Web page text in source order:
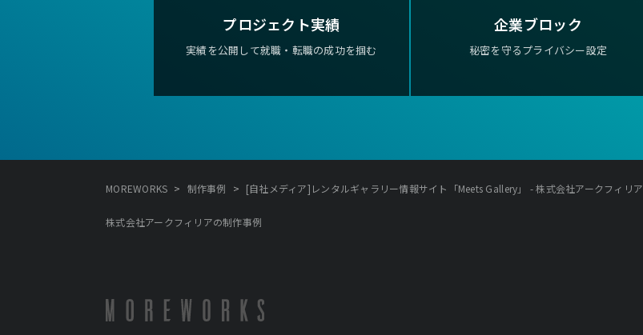
プロジェクト実績
実績を公開して就職・転職の成功を掴む
企業ブロック
秘密を守るプライバシー設定
MOREWORKS > 制作事例 > [自社メディア]レンタルギャラリー情報サイト「Meets Gallery」 - 株式会社アークフィリア
株式会社アークフィリアの制作事例